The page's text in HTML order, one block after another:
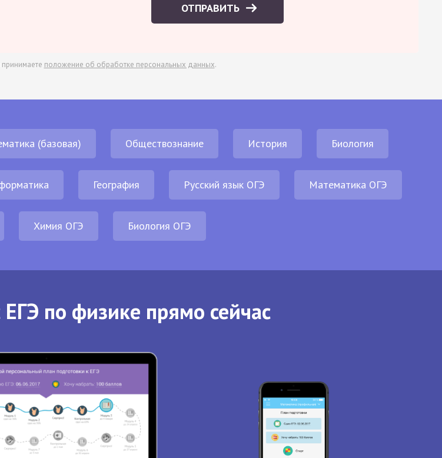
ОТПРАВИТЬ
положение об обработке персональных данных.
(базовая) Обществознание История Биология
География Русский язык ОГЭ Математика ОГЭ
Химия ОГЭ Биология ОГЭ
по физике прямо сейчас